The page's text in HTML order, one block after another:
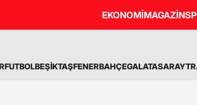
EKONOMİMAGAZİN
FUTBOLBEŞİKTAŞFENERBAHÇEGALATASARAY